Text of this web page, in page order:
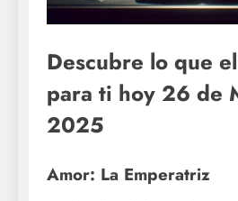
Descubre lo que
para ti hoy 26 de
2025
Amor: La Emperatriz